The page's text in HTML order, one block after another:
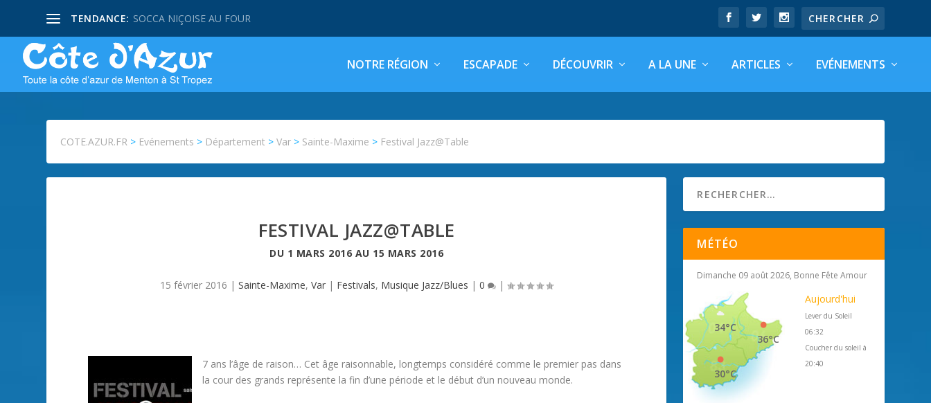
TENDANCE: SOCCA NIÇOISE AU FOUR
NOTRE RÉGION ESCAPADE DÉCOUVRIR A LA UNE ARTICLES EVÉNEMENTS
COTE.AZUR.FR > Evénements > Département >Var > Sainte-Maxime > Festival Jazz@Table
FESTIVAL JAZZ@TABLE
DU 1 MARS 2016 AU 15 MARS 2016
15 février 2016 |Sainte-Maxime,Var | Festivals, Musique Jazz/Blues |0 |
7 ans l’âge de raison… Cet âge raisonnable, longtemps considéré comme le premier pas dans
la cour des grands représente la fin d’une période et le début d’un nouveau monde.
MÉTÉO
Dimanche 09 août 2026, Bonne Fête Amour
36°C
34°C
30°C
Aujourd'hui
Lever du Soleil
06:32
Coucher du soleil à
20:40